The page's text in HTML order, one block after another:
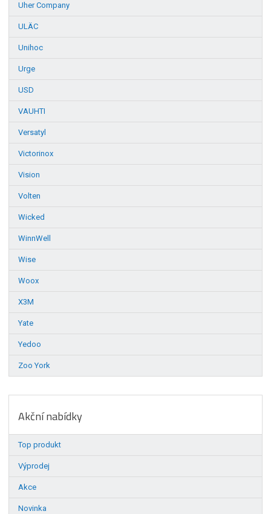
Uher Company
ULÄC
Unihoc
Urge
USD
VAUHTI
Versatyl
Victorinox
Vision
Volten
Wicked
WinnWell
Wise
Woox
X3M
Yate
Yedoo
Zoo York
Akční nabídky
Top produkt
Výprodej
Akce
Novinka